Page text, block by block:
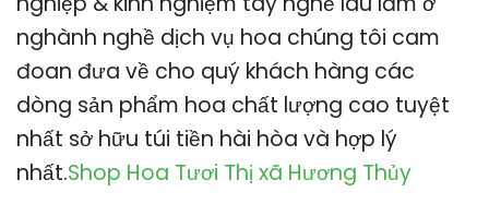
nghành nghề dịch vụ hoa chúng tôi cam
đoan đưa về cho quý khách hàng các
dòng sản phẩm hoa chất lượng cao tuyệt
nhất sở hữu túi tiền hài hòa và hợp lý
nhất.Shop Hoa Tươi Thị xã Hương Thủy